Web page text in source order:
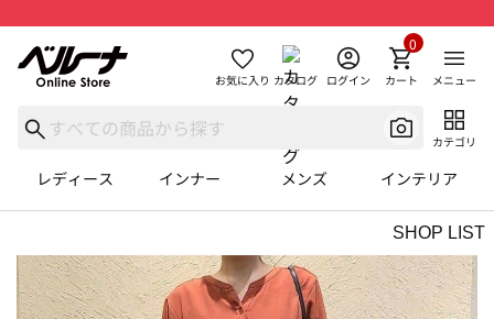
お気に入り カタログ ログイン カート
0
メニュー
カテゴリ
レディース インナー メンズ インテリア
SHOP LIST